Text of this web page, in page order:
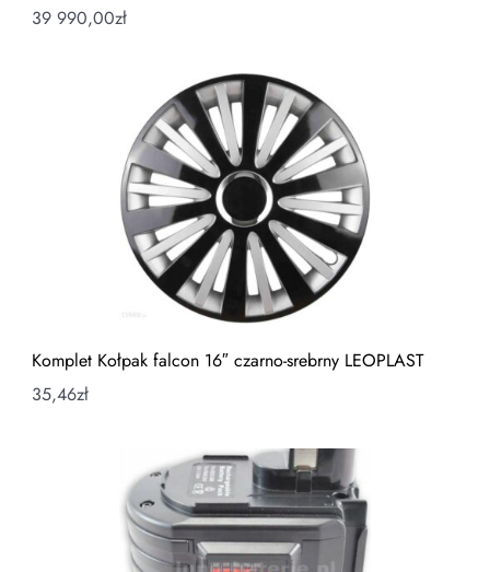
39 990,00zł
Komplet Kołpak falcon 16″ czarno-srebrny LEOPLAST
35,46zł